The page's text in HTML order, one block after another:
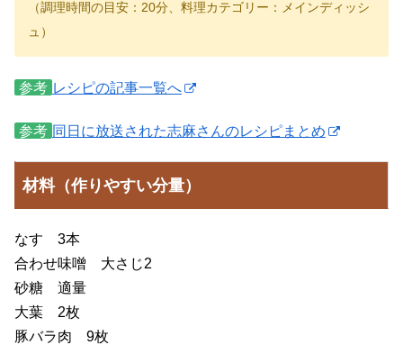
（調理時間の目安：20分、料理カテゴリー：メインディッシ
ュ）
参考 レシピの記事一覧へ
参考 同日に放送された志麻さんのレシピまとめ
材料（作りやすい分量）
なす 3本
合わせ味噌 大さじ2
砂糖 適量
大葉 2枚
豚バラ肉 9枚